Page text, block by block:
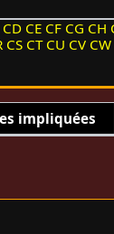
CD CE CF CG CH
CS CT CU CV CW
impliquées